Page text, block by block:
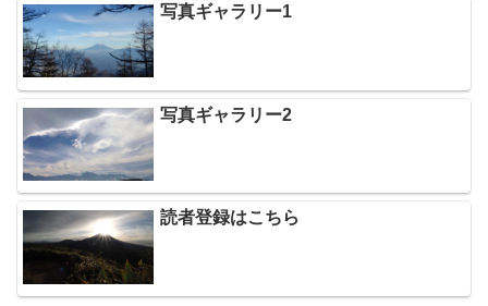
写真ギャラリー1
写真ギャラリー2
読者登録はこちら